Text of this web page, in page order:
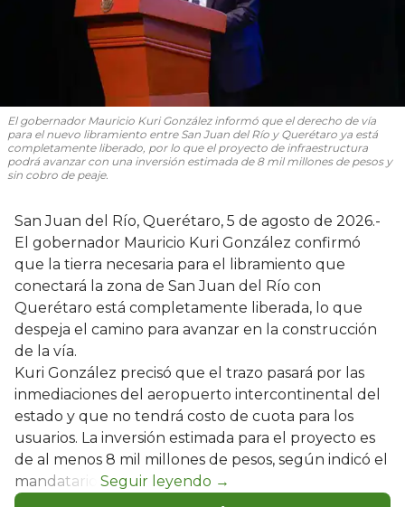
El gobernador Mauricio Kuri González informó que el derecho de vía
para el nuevo libramiento entre San Juan del Río y Querétaro ya está
completamente liberado, por lo que el proyecto de infraestructura
podrá avanzar con una inversión estimada de 8 mil millones de pesos y
sin cobro de peaje.
San Juan del Río, Querétaro, 5 de agosto de 2026.-
El gobernador Mauricio Kuri González confirmó
que la tierra necesaria para el libramiento que
conectará la zona de San Juan del Río con
Querétaro está completamente liberada, lo que
despeja el camino para avanzar en la construcción
de la vía.
Kuri González precisó que el trazo pasará por las
inmediaciones del aeropuerto intercontinental del
estado y que no tendrá costo de cuota para los
usuarios. La inversión estimada para el proyecto es
de al menos 8 mil millones de pesos, según indicó el
mandatario.